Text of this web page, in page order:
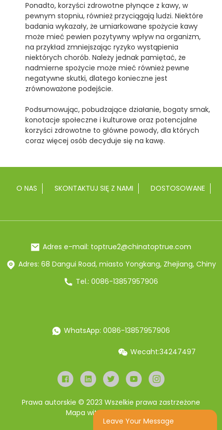
Ponadto, korzyści zdrowotne płynące z kawy, w
pewnym stopniu, również przyciągają ludzi. Niektóre
badania wykazały, że umiarkowane spożycie kawy
może mieć pewien pozytywny wpływ na organizm,
na przykład zmniejszając ryzyko wystąpienia
niektórych chorób. Należy jednak pamiętać, że
nadmierne spożycie może mieć również pewne
negatywne skutki, dlatego konieczne jest
zrównoważone podejście.
Podsumowując, pobudzające działanie, bogaty smak,
konotacje społeczne i kulturowe oraz potencjalne
korzyści zdrowotne to główne powody, dla których
coraz więcej osób decyduje się na kawę.
O NAS SKONTAKTUJ SIĘ Z NAMI DOSTOSOWANE
Adres e-mail: toptrue2@chinatoptrue.com
Adres: 68 Dangui Road, miasto Yongkang, Zhejiang, Chiny
Tel.: 0086-13857957906
WhatsApp: 0086-13857957906
Wecaht:34247497
Prawa autorskie © 2023 Wszelkie prawa zastrzeżone
Mapa witryny Resource
Leave Your Message